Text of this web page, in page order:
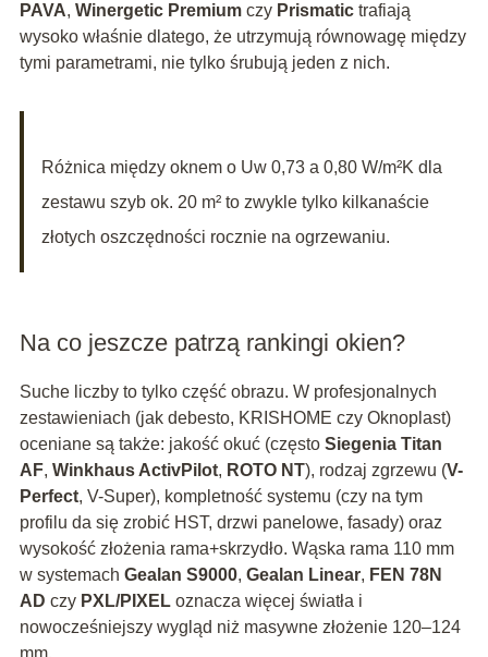
PAVA, Winergetic Premiumczy Prismatictrafiają
wysoko właśnie dlatego, że utrzymują równowagę między
tymi parametrami, nie tylko śrubują jeden z nich.
Różnica między oknem o Uw 0,73 a 0,80 W/m²K dla
zestawu szyb ok. 20 m² to zwykle tylko kilkanaście
złotych oszczędności rocznie na ogrzewaniu.
Na co jeszcze patrzą rankingi okien?
Suche liczby to tylko część obrazu. W profesjonalnych
zestawieniach (jak debesto, KRISHOME czy Oknoplast)
oceniane są także: jakość okuć (często Siegenia Titan
AF, Winkhaus ActivPilot, ROTO NT), rodzaj zgrzewu (V-
Perfect, V-Super), kompletność systemu (czy na tym
profilu da się zrobić HST, drzwi panelowe, fasady) oraz
wysokość złożenia rama+skrzydło. Wąska rama 110 mm
w systemach Gealan S9000, Gealan Linear, FEN 78N
AD czy PXL/PIXELoznacza więcej światła i
nowocześniejszy wygląd niż masywne złożenie 120–124